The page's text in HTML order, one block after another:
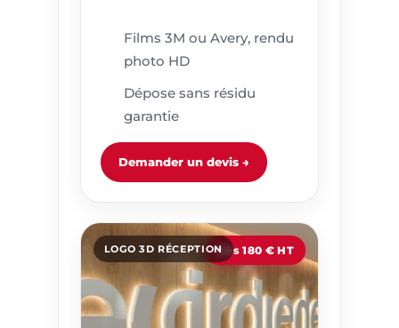
Films 3M ou Avery, rendu
photo HD
Dépose sans résidu
garantie
Demander un devis →
Dès 180 € HT
LOGO 3D RÉCEPTION